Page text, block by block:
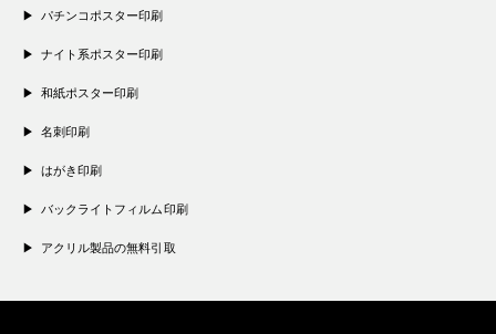
パチンコポスター印刷
ナイト系ポスター印刷
和紙ポスター印刷
名刺印刷
はがき印刷
バックライトフィルム印刷
アクリル製品の無料引取